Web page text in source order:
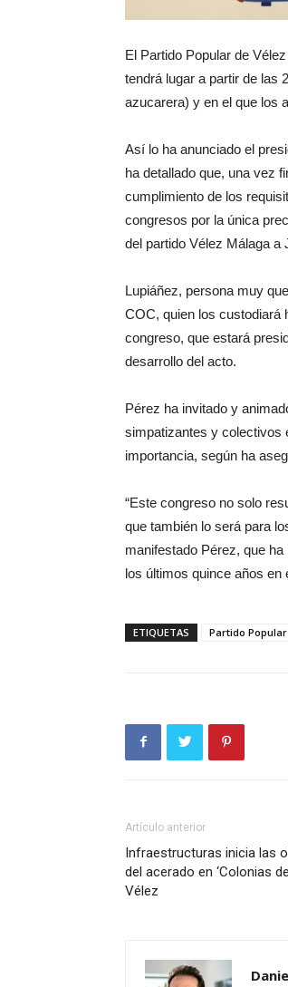
El Partido Popular de
tendrá lugar a partir de las
azucarera) y en el que los
Así lo ha anunciado el
ha detallado que, una vez
cumplimiento de los
congresos por la única
del partido Vélez Málaga a
Lupiáñez, persona muy
COC, quien los custodiará
congreso, que estará
desarrollo del acto.
Pérez ha invitado y
simpatizantes y colectivos
importancia, según ha
“Este congreso no solo
que también lo será para
manifestado Pérez, que
los últimos quince años en
ETIQUETAS Partido Popular
Artículo anterior
Infraestructuras inicia las
del acerado en ‘Colonias
Vélez